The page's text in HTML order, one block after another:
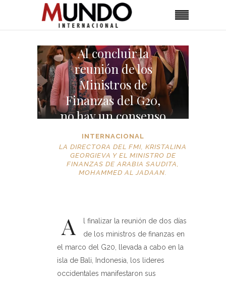
Al concluir la
reunión de los
Ministros de
Finanzas del G20,
no hay un consenso
INTERNACIONAL
LA DIRECTORA DEL FMI, KRISTALINA
GEORGIEVA Y EL MINISTRO DE
FINANZAS DE ARABIA SAUDITA,
MOHAMMED AL JADAAN.
A
l finalizar la reunión de dos días
de los ministros de finanzas en
el marco del G20, llevada a cabo en la
isla de Bali, Indonesia, los lideres
occidentales manifestaron sus